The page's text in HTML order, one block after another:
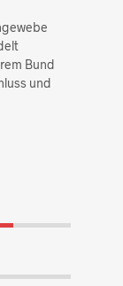
Bund
und